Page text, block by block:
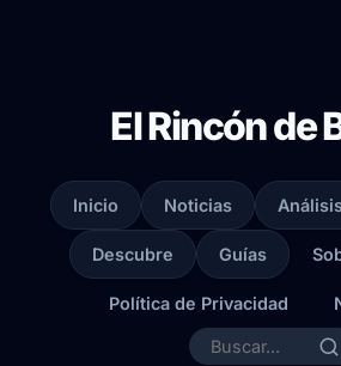
El Rincón de
Inicio Noticias
Descubre Guías
Política de Privacidad